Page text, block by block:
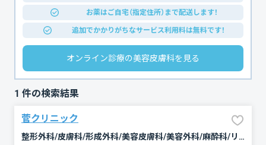
お薬はご自宅（指定住所）まで配送します！
追加でかかりがちなサービス利用料は無料です！
オンライン診療の美容皮膚科を見る
1 件の検索結果
菅クリニック
整形外科/皮膚科/形成外科/美容皮膚科/美容外科/麻酔科/リハビリテーション